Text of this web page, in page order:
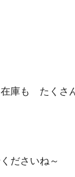
庫も たくさ
ださいね～